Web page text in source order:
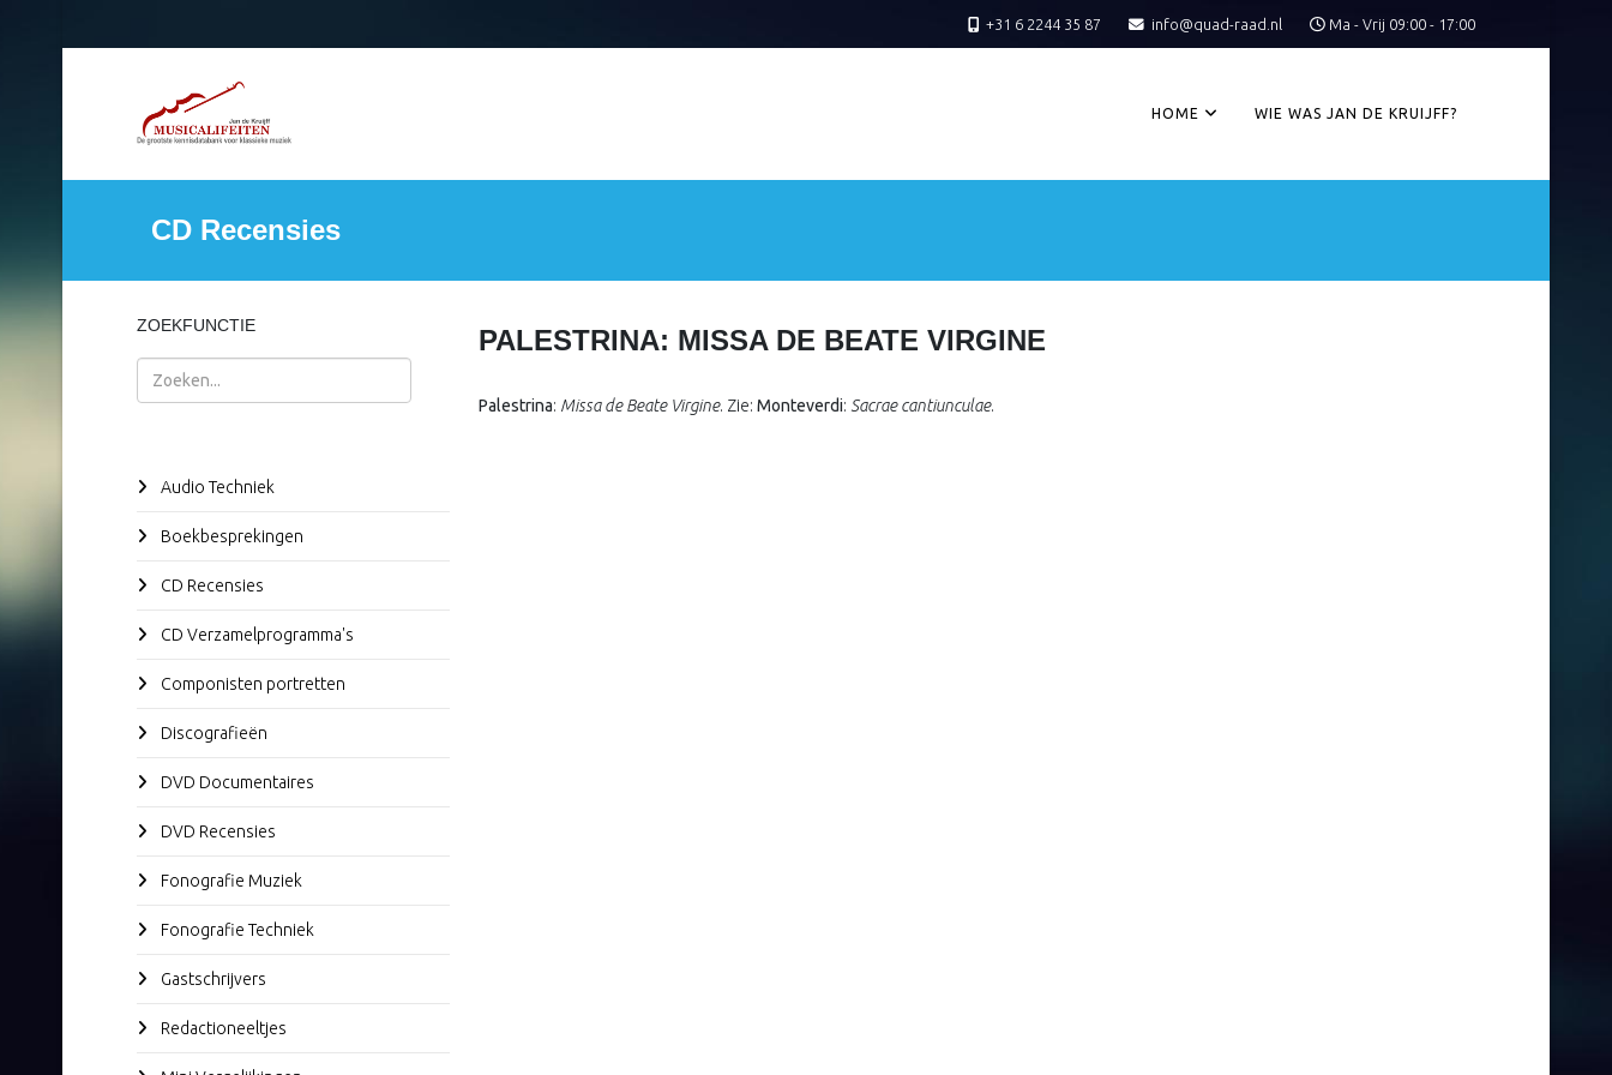
+31 6 2244 35 87 info@quad-raad.nl Ma - Vrij 09:00 - 17:00
HOME WIE WAS JAN DE KRUIJFF?
CD Recensies
ZOEKFUNCTIE
Zoeken
Audio Techniek
Boekbesprekingen
CD Recensies
CD Verzamelprogramma's
Componisten portretten
Discografieën
DVD Documentaires
DVD Recensies
Fonografie Muziek
Fonografie Techniek
Gastschrijvers
Redactioneeltjes
PALESTRINA: MISSA DE BEATE VIRGINE
Palestrina: Missa de Beate Virgine. Zie: Monteverdi: Sacrae cantiunculae.